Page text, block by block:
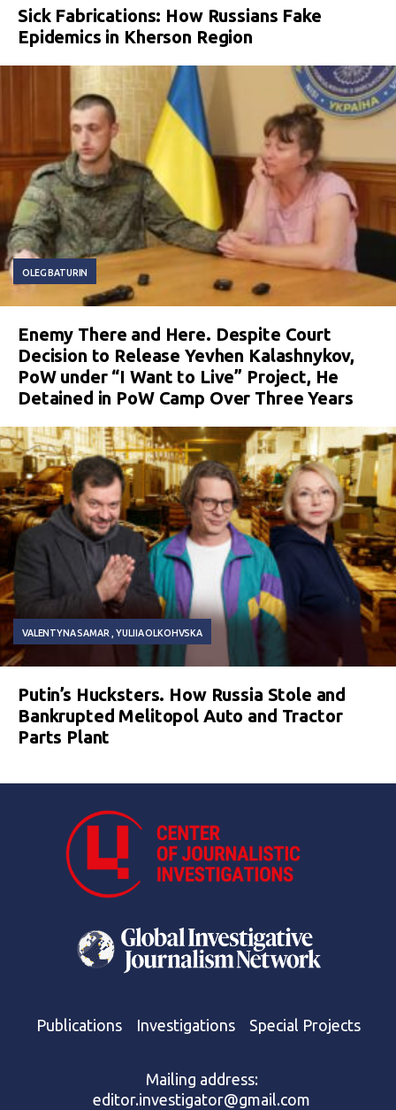
Sick Fabrications: How Russians Fake
Epidemics in Kherson Region
OLEG BATURIN
Enemy There and Here. Despite Court
Decision to Release Yevhen Kalashnykov,
PoW under “I Want to Live” Project, He
Detained in PoW Camp Over Three Years
VALENTYNA SAMAR YULIIA OLKOHVSKA
Putin’s Hucksters. How Russia Stole and
Bankrupted Melitopol Auto and Tractor
Parts Plant
Publications Investigations Special Projects
Mailing address:
editor.investigator@gmail.com